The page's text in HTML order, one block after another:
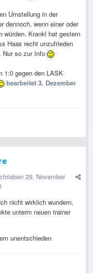
Umstellung in der
dennoch, wenn einer oder
würden. Krankl hat gestern
Haas recht unzufrieden
Nur so zur Info
1:0 gegen den LASK
bearbeitet 3. Dezember
29. November
nicht wirklich wundern,
unterm neuen trainer
unentschieden